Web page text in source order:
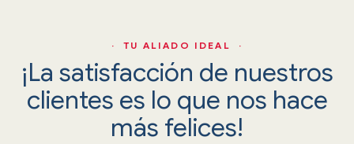
· TU ALIADO IDEAL ·
¡La satisfacción de nuestros
clientes es lo que nos hace
más felices!